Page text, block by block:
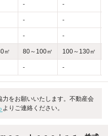
- -
- -
- -
㎡ 80～100㎡ 100～130㎡
- -
をお願いいたします。不動産会
よりご連絡ください。